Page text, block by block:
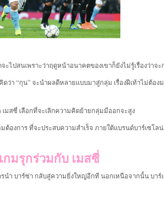
ปสนเพราะว่าฤดูหน้าอนาคตของเขาก็ยังไม่รู้เรื่องว่าจ
า “กุน” จะนำผลดีหลายแบบมาสู่กลุ่ม เรื่องฝีเท้าไม่ต้อ
มสซี่ เลือกที่จะเลิกความคิดย้ายกลุ่มมีออกจะสูง
องการ ที่จะประสบความสำเร็จ ภายใต้แบรนด์บาร์เซโ
มรุกร่วมกับ เมสซี่
ำ บาร์ซ่า กลับสู่ความยิ่งใหญ่อีกที นอกเหนือจากนั้น บา